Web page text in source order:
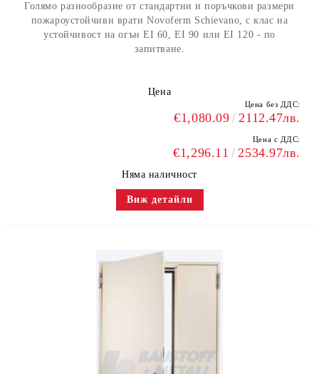
Голямо разнообразие от стандартни и поръчкови размери
пожароустойчиви врати Novoferm Schievano, с клас на
устойчивост на огън EI 60, EI 90 или EI 120 - по
запитване.
Цена
Цена без ДДС:
€1,080.09 2112.47лв.
Цена с ДДС:
€1,296.11 2534.97лв.
Няма наличност
Виж детайли